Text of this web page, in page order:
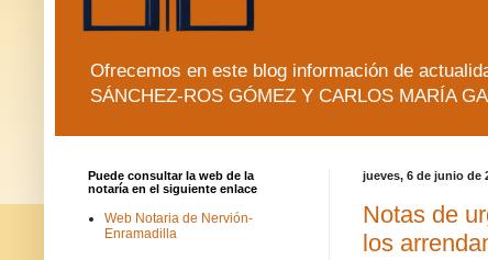
Ofrecemos en este blog información de
SÁNCHEZ-ROS GÓMEZ Y CARLOS MARÍA
jueves, 6 de junio de
Notas de
los
Puede consultar la web de la
notaría en el siguiente enlace
Web Notaria de Nervión-
Enramadilla